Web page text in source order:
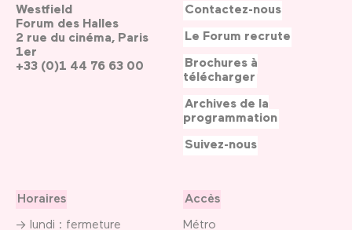
Westfield
Forum des Halles
2 rue du cinéma, Paris
1er
+33 (0)1 44 76 63 00
Horaires
→ lundi : fermeture
Accès
Métro
Contactez-nous
Le Forum recrute
Brochures à
télécharger
Archives de la
programmation
Suivez-nous